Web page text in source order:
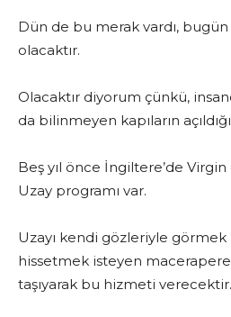
Dün de bu merak vardı, bugün
olacaktır.
Olacaktır diyorum çünkü,
da bilinmeyen kapıların
Beş yıl önce İngiltere’de
Uzay programı var.
Uzayı kendi gözleriyle görmek
hissetmek isteyen
taşıyarak bu hizmeti verecektir.